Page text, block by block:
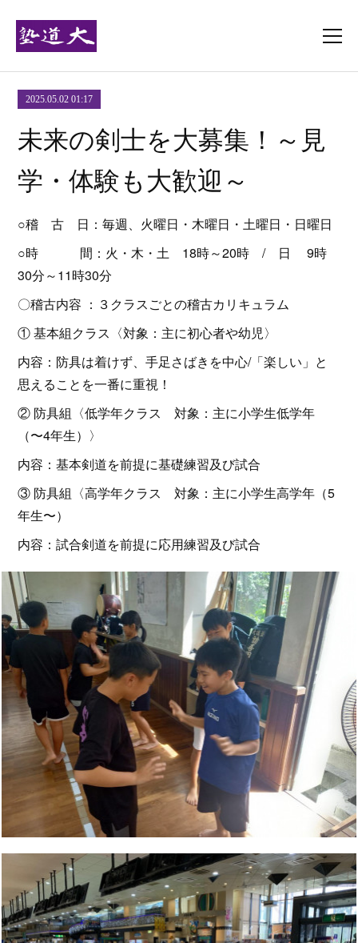
2025.05.02 01:17
未来の剣士を大募集！～見
学・体験も大歓迎～
○稽 古 日：毎週、火曜日・木曜日・土曜日・日曜日
○時 間：火・木・土 18時～20時 / 日 9時
30分～11時30分
〇稽古内容 ：３クラスごとの稽古カリキュラム
① 基本組クラス〈対象：主に初心者や幼児〉
内容：防具は着けず、手足さばきを中心/「楽しい」と
思えることを一番に重視！
② 防具組〈低学年クラス 対象：主に小学生低学年
（〜4年生）〉
内容：基本剣道を前提に基礎練習及び試合
③ 防具組〈高学年クラス 対象：主に小学生高学年（5
年生〜）
内容：試合剣道を前提に応用練習及び試合